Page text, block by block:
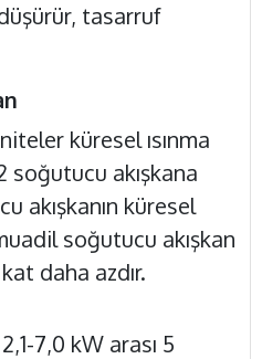
tasarruf
küresel ısınma
soğutucu akışkana
akışkanın küresel
soğutucu akışkan
daha azdır.
7,0 kW arası 5